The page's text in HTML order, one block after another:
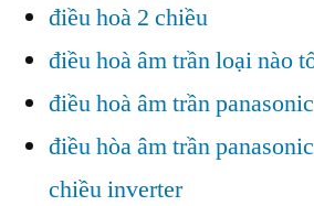
điều hoà 2 chiều
điều hoà âm trần loại nào
điều hoà âm trần panasonic
điều hòa âm trần
chiều inverter